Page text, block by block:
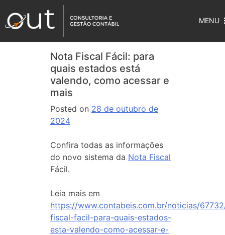
MENU
Nota Fiscal Fácil: para
quais estados está
valendo, como acessar e
mais
Posted on 28 de outubro de
2024
Confira todas as informações
do novo sistema da Nota Fiscal
Fácil.
Leia mais em
https://www.contabeis.com.br/noticias/
fiscal-facil-para-quais-estados-
esta-valendo-como-acessar-e-